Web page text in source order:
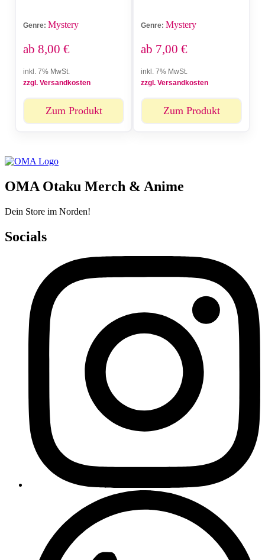
Genre: Mystery
ab 8,00 €
inkl. 7% MwSt.
zzgl. Versandkosten
Zum Produkt
Genre: Mystery
ab 7,00 €
inkl. 7% MwSt.
zzgl. Versandkosten
Zum Produkt
OMA Otaku Merch & Anime
Dein Store im Norden!
Socials